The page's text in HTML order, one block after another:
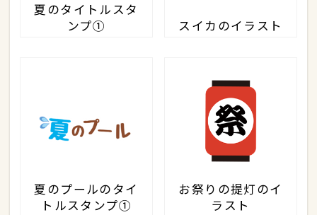
夏のタイトルスタ
ンプ①
スイカのイラスト
夏のプールのタイ
トルスタンプ①
お祭りの提灯のイ
ラスト